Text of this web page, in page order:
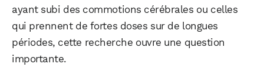
ayant subi des commotions cérébrales ou celles
qui prennent de fortes doses sur de longues
périodes, cette recherche ouvre une question
importante.